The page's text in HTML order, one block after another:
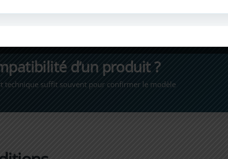
d’un produit ?
technique suffit souvent pour confirmer le modèle